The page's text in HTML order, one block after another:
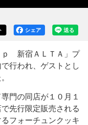
送る
シェア
新宿ＡＬＴＡ」プ
行われ、ゲストとし
門の同店が１０月１
先行限定販売される
フォーチュンクッキ